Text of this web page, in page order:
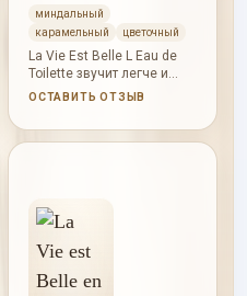
миндальный
карамельный
цветочный
La Vie Est Belle L Eau de
Toilette звучит легче и
воздушнее, чем плотная
сохраняет узнаваемую
сладкую улыбку. Миндаль
сердце, а пралине, ваниль
и бобы тонка оставляют
теплый сливочно-сладкий
ОСТАВИТЬ ОТЗЫВ